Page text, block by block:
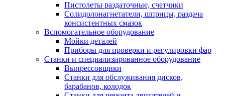
Пистолеты раздаточные, счетчики
Солидолонагнетатели, шприцы, раздача
консистентных смазок
Вспомогательное оборудование
Мойки деталей
Приборы для проверки и регулировки фар
Станки и специализированное оборудование
Выпрессовщики
Станки для обслуживания дисков,
барабанов, колодок